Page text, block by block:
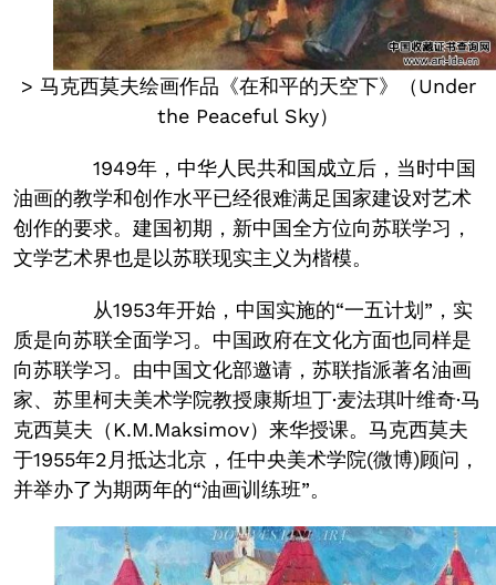
> 马克西莫夫绘画作品《在和平的天空下》（Under
the Peaceful Sky）
1949年，中华人民共和国成立后，当时中国
油画的教学和创作水平已经很难满足国家建设对艺术
创作的要求。建国初期，新中国全方位向苏联学习，
文学艺术界也是以苏联现实主义为楷模。
从1953年开始，中国实施的“一五计划”，实
质是向苏联全面学习。中国政府在文化方面也同样是
向苏联学习。由中国文化部邀请，苏联指派著名油画
家、苏里柯夫美术学院教授康斯坦丁·麦法琪叶维奇·马
克西莫夫（K.M.Maksimov）来华授课。马克西莫夫
于1955年2月抵达北京，任中央美术学院(微博)顾问，
并举办了为期两年的“油画训练班”。